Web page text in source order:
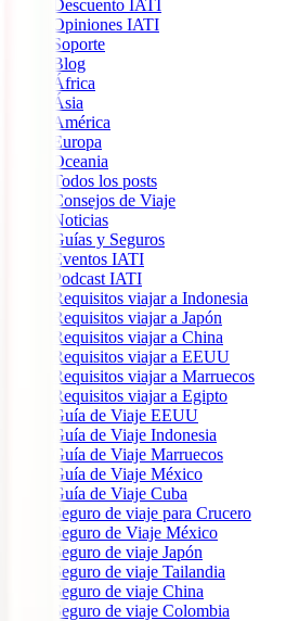
Descuento IATI
Opiniones IATI
Soporte
Blog
África
Ásia
América
Europa
Oceania
Todos los posts
Consejos de Viaje
Noticias
Guías y Seguros
Eventos IATI
Podcast IATI
Requisitos viajar a Indonesia
Requisitos viajar a Japón
Requisitos viajar a China
Requisitos viajar a EEUU
Requisitos viajar a Marruecos
Requisitos viajar a Egipto
Guía de Viaje EEUU
Guía de Viaje Indonesia
Guía de Viaje Marruecos
Guía de Viaje México
Guía de Viaje Cuba
Seguro de viaje para Crucero
Seguro de Viaje México
Seguro de viaje Japón
Seguro de viaje Tailandia
Seguro de viaje China
Seguro de viaje Colombia